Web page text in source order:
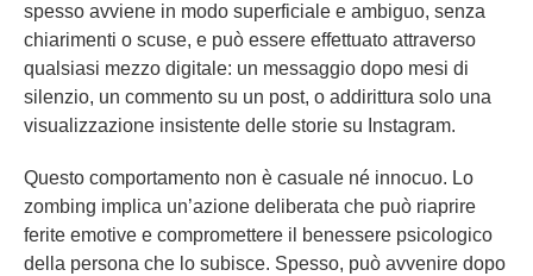
spesso avviene in modo superficiale e ambiguo, senza
chiarimenti o scuse, e può essere effettuato attraverso
qualsiasi mezzo digitale: un messaggio dopo mesi di
silenzio, un commento su un post, o addirittura solo una
visualizzazione insistente delle storie su Instagram.
Questo comportamento non è casuale né innocuo. Lo
zombing implica un’azione deliberata che può riaprire
ferite emotive e compromettere il benessere psicologico
della persona che lo subisce. Spesso, può avvenire dopo